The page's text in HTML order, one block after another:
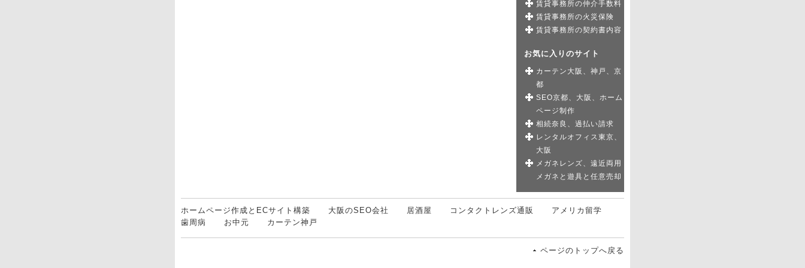
賃貸事務所の仲介手数料
賃貸事務所の火災保険
賃貸事務所の契約書内容
お気に入りのサイト
カーテン大阪、神戸、京
都
SEO京都、大阪、ホーム
ページ制作
相続奈良、過払い請求
レンタルオフィス東京、
大阪
メガネレンズ、遠近両用
メガネと遊具と任意売却
ホームページ作成とECサイト構築 大阪のSEO会社 居酒屋 コンタクトレンズ通販
アメリカ留学
歯周病
お中元 カーテン神戸
ページのトップへ戻る